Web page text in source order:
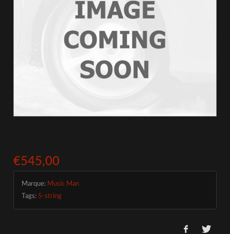
€545,00
Marque: Music Man
Tags: 5-string